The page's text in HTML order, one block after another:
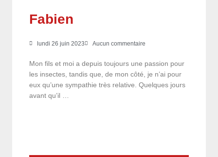
Fabien
lundi 26 juin 2023 Aucun commentaire
Mon fils et moi a depuis toujours une passion pour
les insectes, tandis que, de mon côté, je n’ai pour
eux qu’une sympathie très relative. Quelques jours
avant qu’il …